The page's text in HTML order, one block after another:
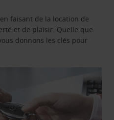
faisant de la location de
et de plaisir. Quelle que
donnons les clés pour